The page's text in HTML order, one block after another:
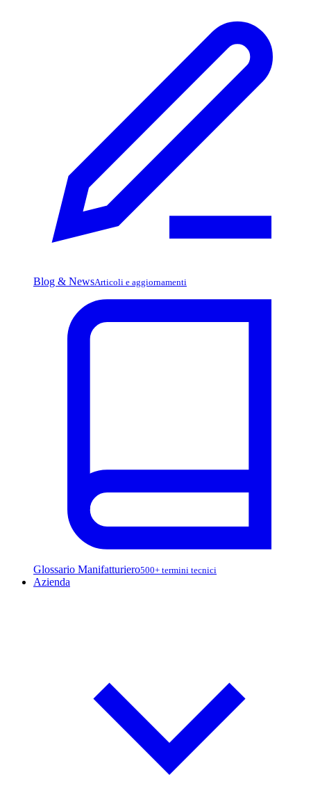
Blog & NewsArticoli e aggiornamenti
Glossario Manifatturiero500+ termini tecnici
Azienda